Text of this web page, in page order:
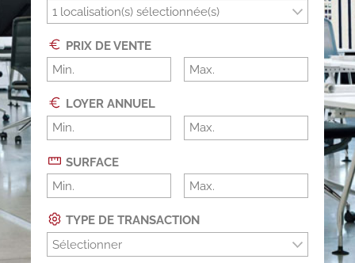
PRIX DE VENTE
LOYER ANNUEL
SURFACE
TYPE DE TRANSACTION
Sélectionner